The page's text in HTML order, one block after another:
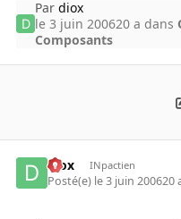
Pardiox
le 3 juin 200620 a dans
Composants
diox INpactien
Posté(e) le 3 juin 200620